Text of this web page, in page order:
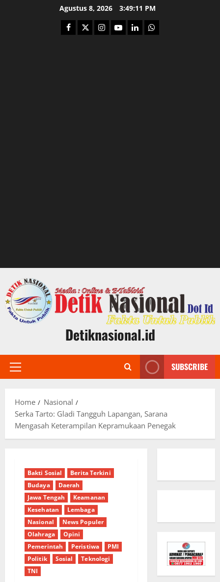
Agustus 8, 2026 3:49:12 PM
Facebook
TwitterInstagram
YoutubeLinkedinWhatsapp
Detiknasional.id
Primary
SUBSCRIBE
Home
Nasional
Serka Tarto: Gladi Tangguh Lapangan, Sarana
Mengasah Keterampilan Kepramukaan Penegak
Bakti Sosial
Berita Terkini
Budaya
Daerah
Jawa Tengah
Keamanan
Kesehatan
Lembaga
Nasional
News Populer
Olahraga
Opini
Pemerintah
Peristiwa
PMI
Politik
Sosial
Teknologi
TNI